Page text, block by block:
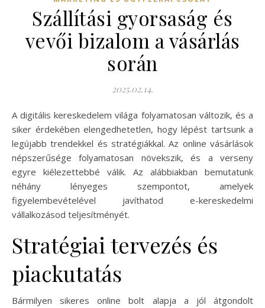
Szállítási gyorsaság és
vevői bizalom a vásárlás
során
2025.02.14.
A digitális kereskedelem világa folyamatosan változik, és a
siker érdekében elengedhetetlen, hogy lépést tartsunk a
legújabb trendekkel és stratégiákkal. Az online vásárlások
népszerűsége folyamatosan növekszik, és a verseny
egyre kiélezettebbé válik. Az alábbiakban bemutatunk
néhány lényeges szempontot, amelyek
figyelembevételével javíthatod e-kereskedelmi
vállalkozásod teljesítményét.
Stratégiai tervezés és
piackutatás
Bármilyen sikeres online bolt alapja a jól átgondolt